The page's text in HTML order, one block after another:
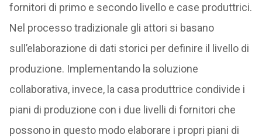
fornitori di primo e secondo livello e case produttrici.
Nel processo tradizionale gli attori si basano
sull’elaborazione di dati storici per definire il livello di
produzione. Implementando la soluzione
collaborativa, invece, la casa produttrice condivide i
piani di produzione con i due livelli di fornitori che
possono in questo modo elaborare i propri piani di